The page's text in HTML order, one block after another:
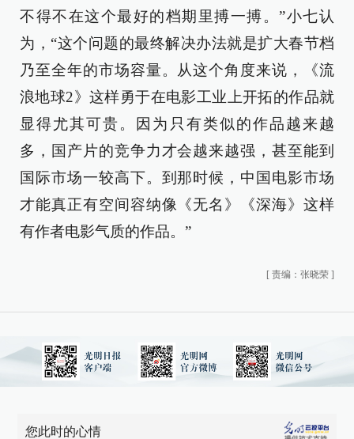
不得不在这个最好的档期里搏一搏。”小七认
为，“这个问题的最终解决办法就是扩大春节档
乃至全年的市场容量。从这个角度来说，《流
浪地球2》这样勇于在电影工业上开拓的作品就
显得尤其可贵。因为只有类似的作品越来越
多，国产片的竞争力才会越来越强，甚至能到
国际市场一较高下。到那时候，中国电影市场
才能真正有空间容纳像《无名》《深海》这样
有作者电影气质的作品。”
[ 责编：张晓荣 ]
您此时的心情